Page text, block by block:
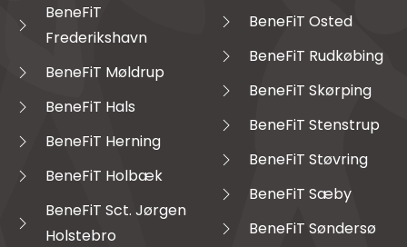
BeneFiT
Frederikshavn
BeneFiT Møldrup
BeneFiT Hals
BeneFiT Herning
BeneFiT Holbæk
BeneFiT Sct. Jørgen
Holstebro
BeneFiT Osted
BeneFiT Rudkøbing
BeneFiT Skørping
BeneFiT Stenstrup
BeneFiT Støvring
BeneFiT Sæby
BeneFiT Søndersø